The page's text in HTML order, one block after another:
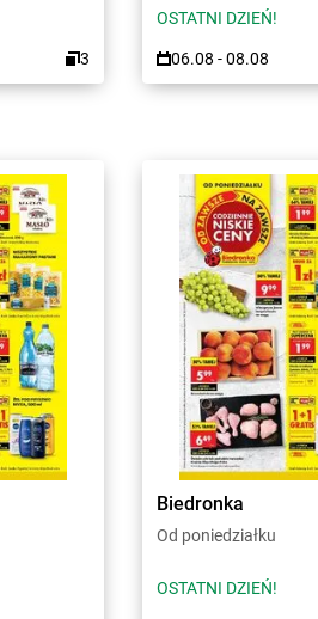
3
OSTATNI DZIEŃ!
06.08 - 08.08
Biedronka
Od poniedziałku
OSTATNI DZIEŃ!